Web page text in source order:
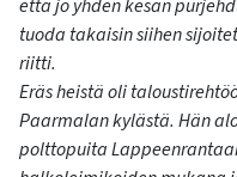
että jo yhden kesän
tuoda takaisin siihen
riitti.
Eräs heistä oli
Paarmalan kylästä. Hän
polttopuita